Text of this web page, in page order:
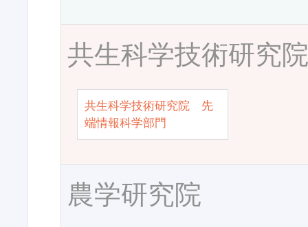
共生科学技術研究
共生科学技術研究院 先
端情報科学部門
農学研究院